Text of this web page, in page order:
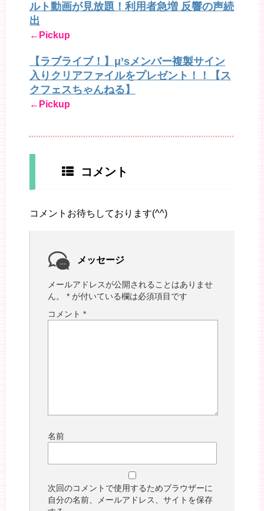
ルト動画が見放題！利用者急増 反響の声続
出
←Pickup
【ラブライブ！】μ’sメンバー複製サイン
入りクリアファイルをプレゼント！！【ス
クフェスちゃんねる】
←Pickup
コメント
コメントお待ちしております(^^)
メッセージ
メールアドレスが公開されることはありませ
ん。
* が付いている欄は必須項目です
コメント *
名前
次回のコメントで使用するためブラウザーに
自分の名前、メールアドレス、サイトを保存